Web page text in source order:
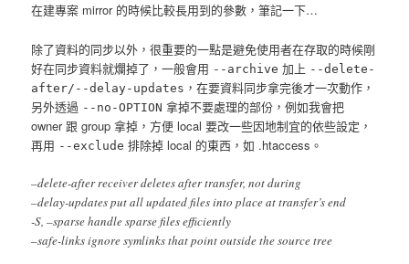
在建專案 mirror 的時候比較長用到的參數，筆記一下…
除了資料的同步以外，很重要的一點是避免使用者在存取的時候剛
好在同步資料就爛掉了，一般會用 --archive 加上 --delete-
after/--delay-updates ，在要資料同步拿完後才一次動作，
另外透過 --no-OPTION 拿掉不要處理的部份，例如我會把
owner 跟 group 拿掉，方便 local 要改一些因地制宜的依些設定，
再用 --exclude 排除掉 local 的東西，如 .htaccess。
–delete-after receiver deletes after transfer, not during
–delay-updates put all updated files into place at transfer’s end
-S, –sparse handle sparse files efficiently
–safe-links ignore symlinks that point outside the source tree